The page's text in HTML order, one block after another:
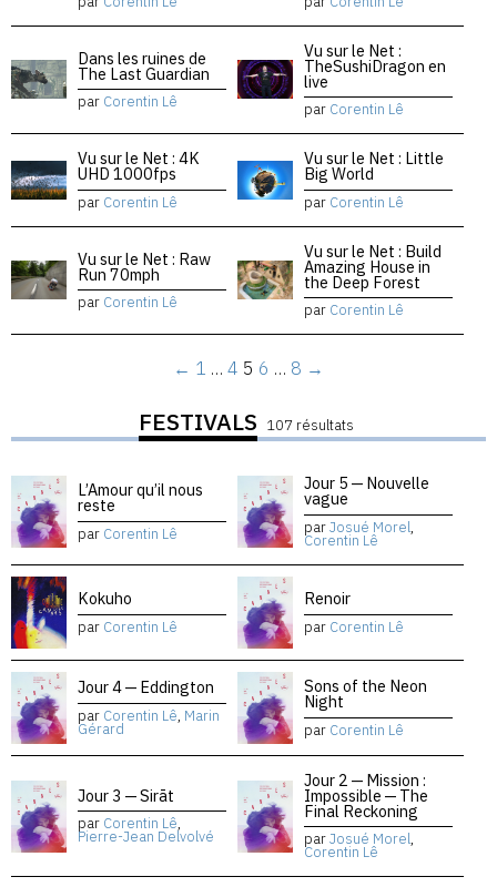
Dans les ruines de
The Last Guardian
par Corentin Lê
Vu sur le Net :
TheSushiDragon en
live
par Corentin Lê
Vu sur le Net : 4K
UHD 1000fps
par Corentin Lê
Vu sur le Net : Little
Big World
par Corentin Lê
Vu sur le Net : Raw
Run 70mph
par Corentin Lê
Vu sur le Net : Build
Amazing House in
the Deep Forest
par Corentin Lê
← 1 … 4 5 6 … 8 →
FESTIVALS 107 résultats
L’Amour qu’il nous
reste
par Corentin Lê
Jour 5 — Nouvelle
vague
parJosué Morel,
Corentin Lê
Kokuho
par Corentin Lê
Renoir
par Corentin Lê
Jour 4 — Eddington
par Corentin Lê, Marin
Gérard
Sons of the Neon
Night
par Corentin Lê
Jour 3 — Sirāt
par Corentin Lê,
Pierre-Jean Delvolvé
Jour 2 — Mission :
Impossible — The
Final Reckoning
parJosué Morel,
Corentin Lê